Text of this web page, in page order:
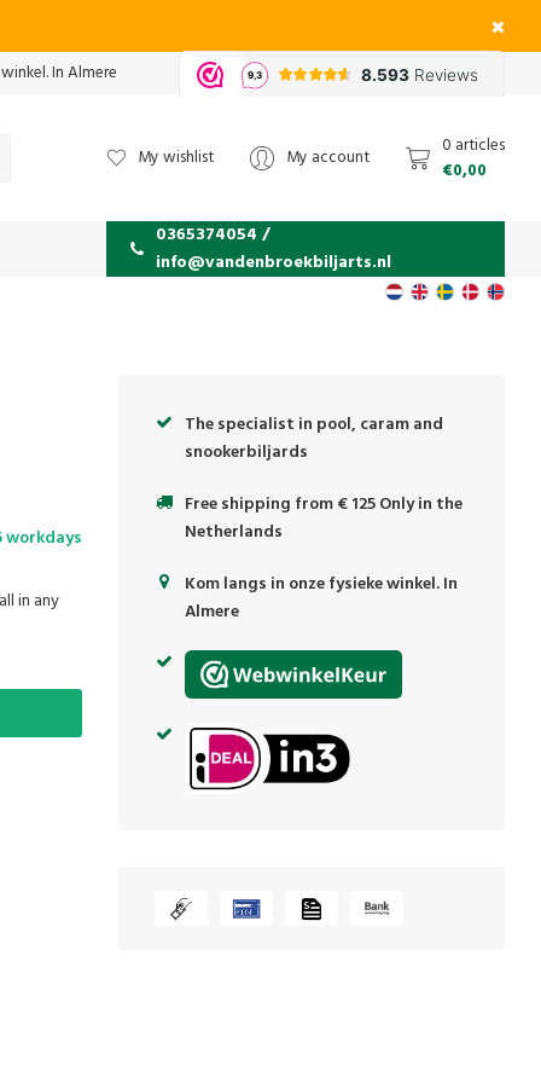
In Almere
My wishlist My account
0 articles
€0,00
0365374054 /
info@vandenbroekbiljarts.nl
workdays
in any
The specialist in pool, caram and
snookerbiljards
Free shipping from € 125 Only in the
Netherlands
Kom langs in onze fysieke winkel. In
Almere